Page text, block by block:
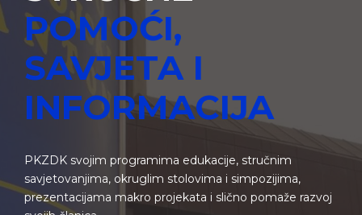
POMOĆI,
SAVJETA I
INFORMACIJA
PKZDK svojim programima edukacije, stručnim
savjetovanjima, okruglim stolovima i simpozijima,
prezentacijama makro projekata i slično pomaže razvoj